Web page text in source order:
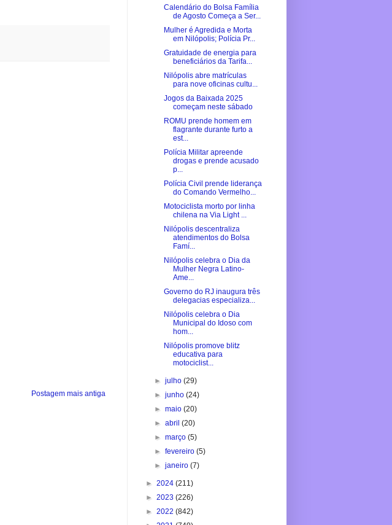
Postagem mais antiga
Calendário do Bolsa Família
de Agosto Começa a Ser...
Mulher é Agredida e Morta
em Nilópolis; Polícia Pr...
Gratuidade de energia para
beneficiários da Tarifa...
Nilópolis abre matrículas
para nove oficinas cultu...
Jogos da Baixada 2025
começam neste sábado
ROMU prende homem em
flagrante durante furto a
est...
Polícia Militar apreende
drogas e prende acusado
p...
Polícia Civil prende liderança
do Comando Vermelho...
Motociclista morto por linha
chilena na Via Light ...
Nilópolis descentraliza
atendimentos do Bolsa
Famí...
Nilópolis celebra o Dia da
Mulher Negra Latino-
Ame...
Governo do RJ inaugura três
delegacias especializa...
Nilópolis celebra o Dia
Municipal do Idoso com
hom...
Nilópolis promove blitz
educativa para
motociclist...
►julho(29)
►junho(24)
►maio(20)
►abril(20)
►março(5)
►fevereiro(5)
►janeiro(7)
► 2024 (211)
► 2023 (226)
► 2022 (842)